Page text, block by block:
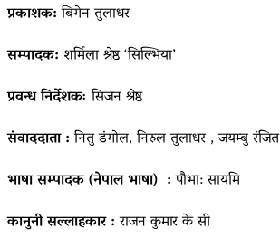
प्रकाशक:बिगेन तुलाधर
सम्पादक: शर्मिला श्रेष्ठ ‘सिल्भिया’
प्रवन्ध निर्देशकःसिजन श्रेष्ठ
संवाददाता :नितु डंगोल, निरुल तुलाधर , जयम्बु रंजित
भाषा सम्पादक (नेपाल भाषा) :पौभा: सायमि
कानुनी सल्लाहकार :राजन कुमार के सी